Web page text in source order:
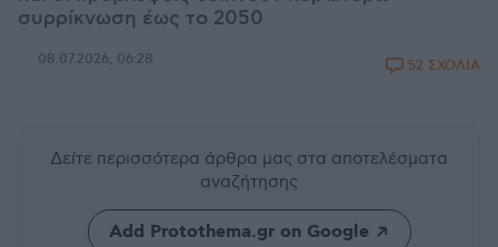
συρρίκνωση έως το 2050
08.07.2026, 06:28 52 ΣΧΟΛΙΑ
Δείτε περισσότερα άρθρα μας στα αποτελέσματα
αναζήτησης
Add Protothema.gr on Google